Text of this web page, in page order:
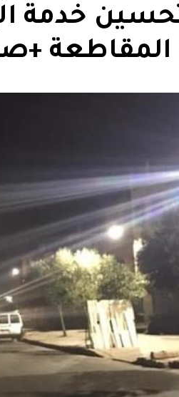
خدمة
المقاطعة